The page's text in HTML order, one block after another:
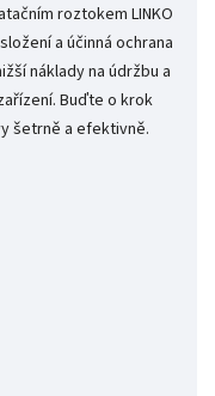
roztokem LINKO
a účinná ochrana
náklady na údržbu a
Buďte o krok
šetrně a efektivně.